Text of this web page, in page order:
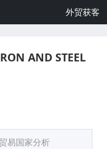
外贸获客
AND STEEL
贸易国家分析